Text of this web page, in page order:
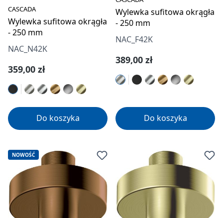
CASCADA
Wylewka sufitowa okrągła
- 250 mm
NAC_N42K
Cena regularna:
359,00 zł
Do koszyka
Wylewka sufitowa okrągła
- 250 mm
NAC_F42K
Cena regularna:
389,00 zł
Do koszyka
NOWOŚĆ